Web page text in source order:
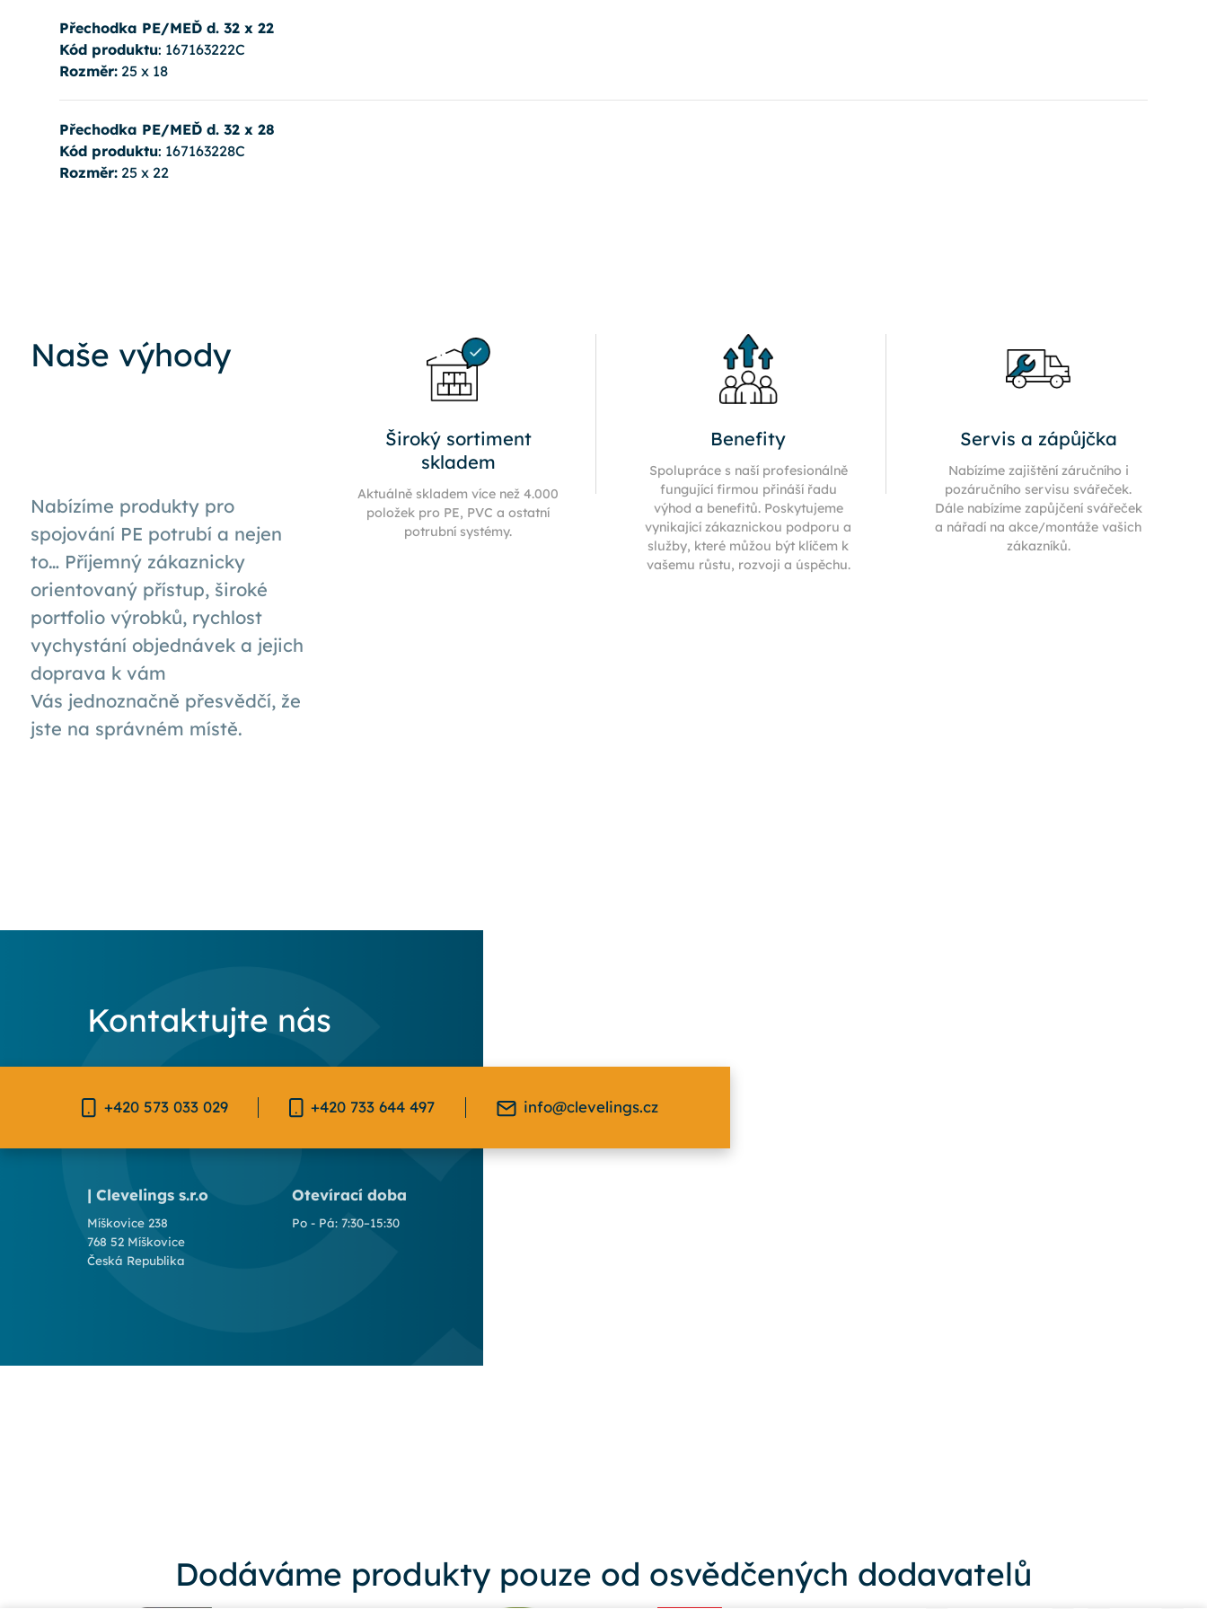
Přechodka PE/MEĎ d. 32 x 22
Kód produktu: 167163222C
Rozměr:25 x 18
Přechodka PE/MEĎ d. 32 x 28
Kód produktu: 167163228C
Rozměr:25 x 22
Naše výhody
Nabízíme produkty pro
spojování PE potrubí a nejen
to… Příjemný zákaznicky
orientovaný přístup, široké
portfolio výrobků, rychlost
vychystání objednávek a jejich
doprava k vám
Vás jednoznačně přesvědčí, že
jste na správném místě.
Široký sortiment
skladem
Aktuálně skladem více než 4.000
položek pro PE, PVC a ostatní
potrubní systémy.
Benefity
Spolupráce s naší profesionálně
fungující firmou přináší řadu
výhod a benefitů. Poskytujeme
vynikající zákaznickou podporu a
služby, které můžou být klíčem k
vašemu růstu, rozvoji a úspěchu.
Servis a zápůjčka
Nabízíme zajištění záručního i
pozáručního servisu svářeček.
Dále nabízíme zapůjčení svářeček
a nářadí na akce/montáže vašich
zákazníků.
Kontaktujte nás
+420 573 033 029 +420 733 644 497 info@clevelings.cz
| Clevelings s.r.o
Míškovice 238
768 52 Míškovice
Česká Republika
Otevírací doba
Po - Pá: 7:30–15:30
Dodáváme produkty pouze od osvědčených dodavatelů